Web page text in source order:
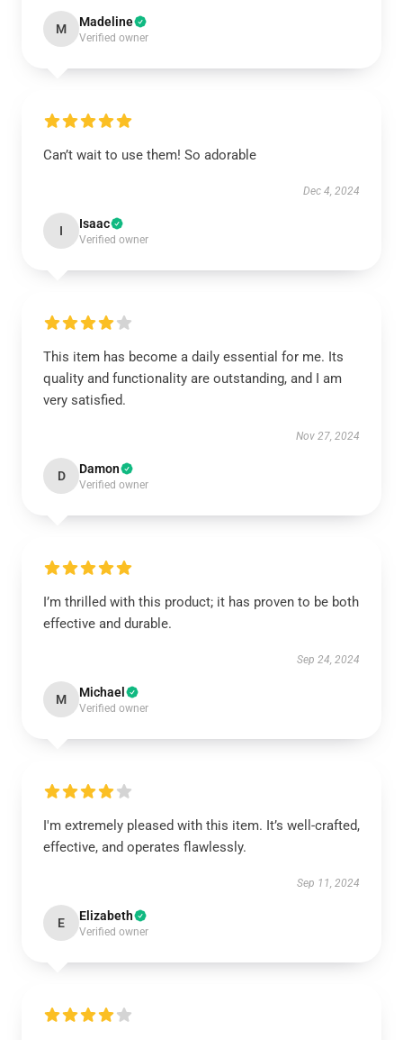
M Madeline
Verified owner
Can’t wait to use them! So adorable
Dec 4, 2024
I Isaac
Verified owner
This item has become a daily essential for me. Its
quality and functionality are outstanding, and I am
very satisfied.
Nov 27, 2024
D Damon
Verified owner
I’m thrilled with this product; it has proven to be both
effective and durable.
Sep 24, 2024
M Michael
Verified owner
I'm extremely pleased with this item. It’s well-crafted,
effective, and operates flawlessly.
Sep 11, 2024
E Elizabeth
Verified owner